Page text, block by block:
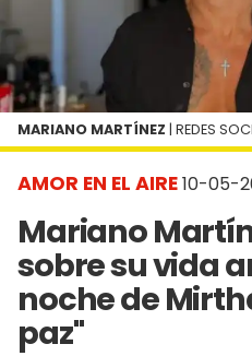
AMOR EN EL AIRE10-05-
Mariano
sobre su vida
noche de
paz"
MARIANO MARTÍNEZ | REDES